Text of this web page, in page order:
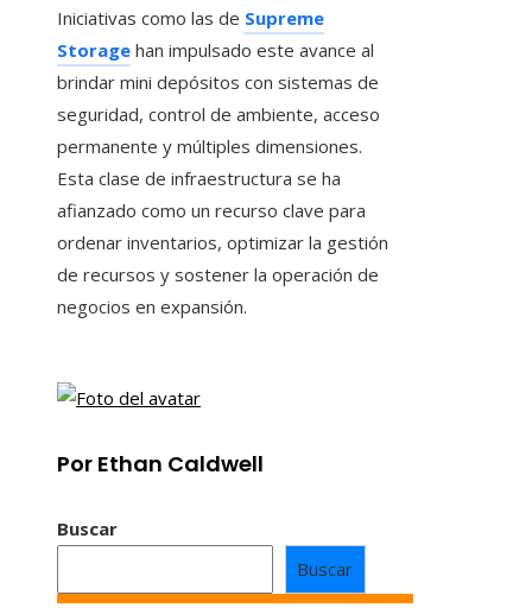
Iniciativas como las de Supreme
Storage han impulsado este avance al
brindar mini depósitos con sistemas de
seguridad, control de ambiente, acceso
permanente y múltiples dimensiones.
Esta clase de infraestructura se ha
afianzado como un recurso clave para
ordenar inventarios, optimizar la gestión
de recursos y sostener la operación de
negocios en expansión.
Por Ethan Caldwell
Buscar
Buscar